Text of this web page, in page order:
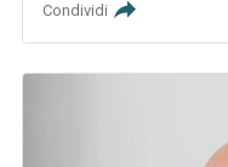
Condividi